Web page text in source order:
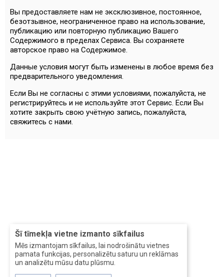
Šī tīmekļa vietne izmanto sīkfailus
Mēs izmantojam sīkfailus, lai nodrošinātu vietnes
pamata funkcijas, personalizētu saturu un reklāmas
un analizētu mūsu datu plūsmu.
Вы предоставляете нам не эксклюзивное, постоянное,
безотзывное, неограниченное право на использование,
публикацию или повторную публикацию Вашего
Содержимого в пределах Сервиса. Вы сохраняете
авторское право на Содержимое.
Данные условия могут быть изменены в любое время без
предварительного уведомления.
Если Вы не согласны с этими условиями, пожалуйста, не
регистрируйтесь и не используйте этот Сервис. Если Вы
хотите закрыть свою учётную запись, пожалуйста,
свяжитесь с нами.